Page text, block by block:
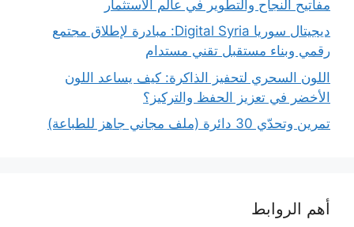
مفاتيح النجاح والتطوير في عالم الاستثمار
ديجيتال سوريا Digital Syria: مبادرة لإطلاق مجتمع
رقمي وبناء مستقبل تقني مستدام
اللون السحري لتحفيز الذاكرة: كيف يساعد اللون
الأخضر في تعزيز الحفظ والتركيز؟
تمرين وتحدّي 30 دائرة (ملف مجاني جاهز للطباعة)
أهم الروابط